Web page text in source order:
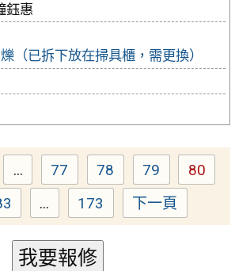
鈺惠
（已拆下放在掃具櫃，需更換）
... Page
77 Page
78 Page
79 Page
80
Page ... Page
173 下一頁
我要報修